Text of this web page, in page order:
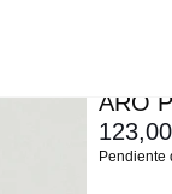
ARO
123,00
Pendiente